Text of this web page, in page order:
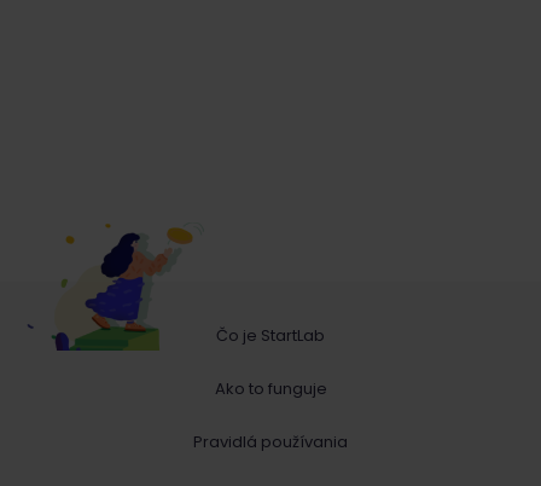
Čo je StartLab
Ako to funguje
Pravidlá používania